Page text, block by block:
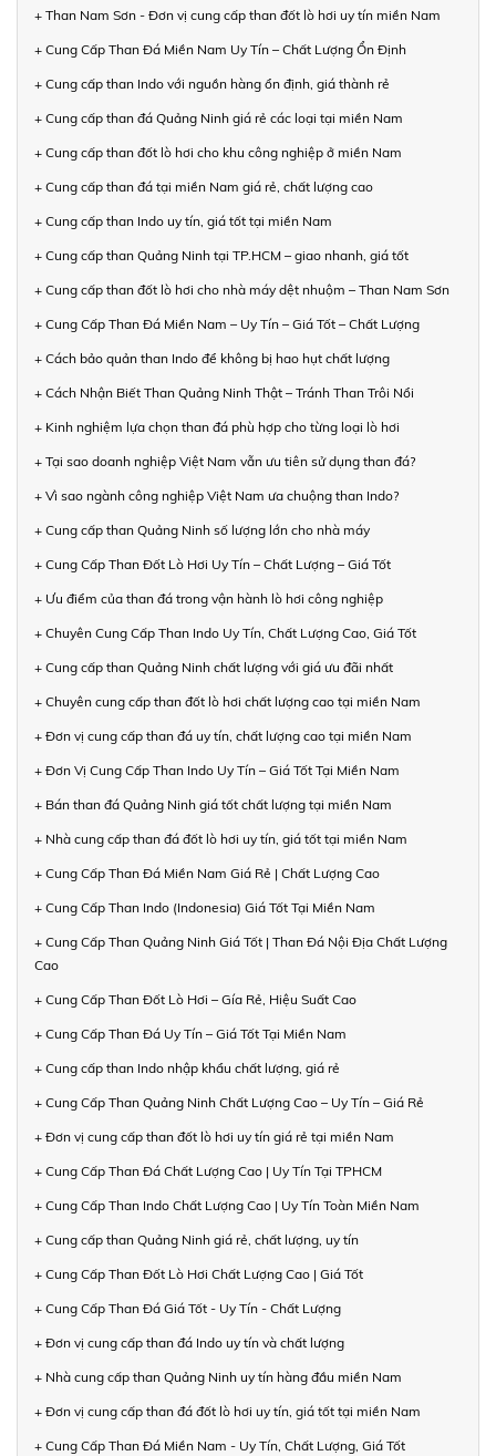
+ Than Nam Sơn - Đơn vị cung cấp than đốt lò hơi uy tín miền Nam
+ Cung Cấp Than Đá Miền Nam Uy Tín – Chất Lượng Ổn Định
+ Cung cấp than Indo với nguồn hàng ổn định, giá thành rẻ
+ Cung cấp than đá Quảng Ninh giá rẻ các loại tại miền Nam
+ Cung cấp than đốt lò hơi cho khu công nghiệp ở miền Nam
+ Cung cấp than đá tại miền Nam giá rẻ, chất lượng cao
+ Cung cấp than Indo uy tín, giá tốt tại miền Nam
+ Cung cấp than Quảng Ninh tại TP.HCM – giao nhanh, giá tốt
+ Cung cấp than đốt lò hơi cho nhà máy dệt nhuộm – Than Nam Sơn
+ Cung Cấp Than Đá Miền Nam – Uy Tín – Giá Tốt – Chất Lượng
+ Cách bảo quản than Indo để không bị hao hụt chất lượng
+ Cách Nhận Biết Than Quảng Ninh Thật – Tránh Than Trôi Nổi
+ Kinh nghiệm lựa chọn than đá phù hợp cho từng loại lò hơi
+ Tại sao doanh nghiệp Việt Nam vẫn ưu tiên sử dụng than đá?
+ Vì sao ngành công nghiệp Việt Nam ưa chuộng than Indo?
+ Cung cấp than Quảng Ninh số lượng lớn cho nhà máy
+ Cung Cấp Than Đốt Lò Hơi Uy Tín – Chất Lượng – Giá Tốt
+ Ưu điểm của than đá trong vận hành lò hơi công nghiệp
+ Chuyên Cung Cấp Than Indo Uy Tín, Chất Lượng Cao, Giá Tốt
+ Cung cấp than Quảng Ninh chất lượng với giá ưu đãi nhất
+ Chuyên cung cấp than đốt lò hơi chất lượng cao tại miền Nam
+ Đơn vị cung cấp than đá uy tín, chất lượng cao tại miền Nam
+ Đơn Vị Cung Cấp Than Indo Uy Tín – Giá Tốt Tại Miền Nam
+ Bán than đá Quảng Ninh giá tốt chất lượng tại miền Nam
+ Nhà cung cấp than đá đốt lò hơi uy tín, giá tốt tại miền Nam
+ Cung Cấp Than Đá Miền Nam Giá Rẻ | Chất Lượng Cao
+ Cung Cấp Than Indo (Indonesia) Giá Tốt Tại Miền Nam
+ Cung Cấp Than Quảng Ninh Giá Tốt | Than Đá Nội Địa Chất Lượng
Cao
+ Cung Cấp Than Đốt Lò Hơi – Gía Rẻ, Hiệu Suất Cao
+ Cung Cấp Than Đá Uy Tín – Giá Tốt Tại Miền Nam
+ Cung cấp than Indo nhập khẩu chất lượng, giá rẻ
+ Cung Cấp Than Quảng Ninh Chất Lượng Cao – Uy Tín – Giá Rẻ
+ Đơn vị cung cấp than đốt lò hơi uy tín giá rẻ tại miền Nam
+ Cung Cấp Than Đá Chất Lượng Cao | Uy Tín Tại TPHCM
+ Cung Cấp Than Indo Chất Lượng Cao | Uy Tín Toàn Miền Nam
+ Cung cấp than Quảng Ninh giá rẻ, chất lượng, uy tín
+ Cung Cấp Than Đốt Lò Hơi Chất Lượng Cao | Giá Tốt
+ Cung Cấp Than Đá Giá Tốt - Uy Tín - Chất Lượng
+ Đơn vị cung cấp than đá Indo uy tín và chất lượng
+ Nhà cung cấp than Quảng Ninh uy tín hàng đầu miền Nam
+ Đơn vị cung cấp than đá đốt lò hơi uy tín, giá tốt tại miền Nam
+ Cung Cấp Than Đá Miền Nam - Uy Tín, Chất Lượng, Giá Tốt